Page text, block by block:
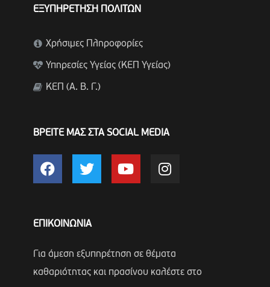
ΕΞΥΠΗΡΕΤΗΣΗ ΠΟΛΙΤΩΝ
Χρήσιμες Πληροφορίες
Υπηρεσίες Υγείας (ΚΕΠ Υγείας)
ΚΕΠ (Α. Β. Γ.)
ΒΡΕΙΤΕ ΜΑΣ ΣΤΑ SOCIAL MEDIA
ΕΠΙΚΟΙΝΩΝΙΑ
Για άμεση εξυπηρέτηση σε θέματα
καθαριότητας και πρασίνου καλέστε στο